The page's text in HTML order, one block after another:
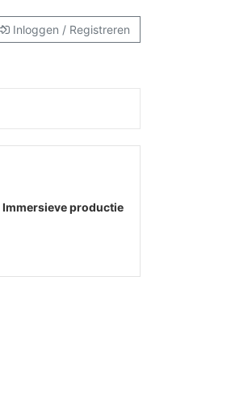
Inloggen / Registreren
Immersieve productie